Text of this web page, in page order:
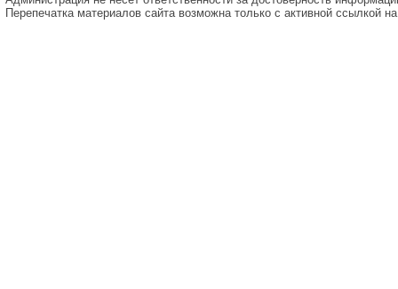
Перепечатка материалов сайта возможна только с активной ссылкой